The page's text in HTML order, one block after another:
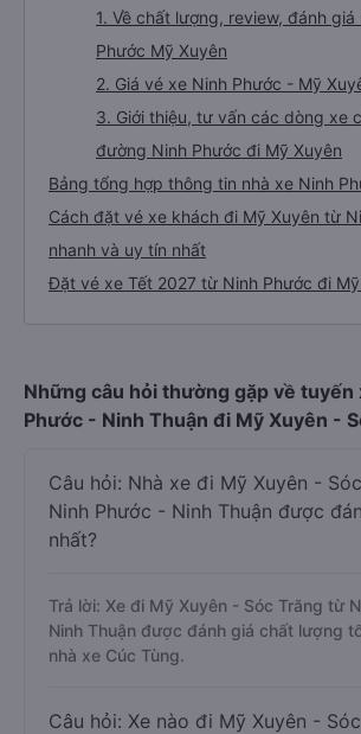
1. Về chất lượng, review, đánh giá
Phước Mỹ Xuyên
2. Giá vé xe Ninh Phước - Mỹ
3. Giới thiệu, tư vấn các dòng xe
đường Ninh Phước đi Mỹ Xuyên
Bảng tổng hợp thông tin nhà xe Ninh
Cách đặt vé xe khách đi Mỹ Xuyên từ
nhanh và uy tín nhất
Đặt vé xe Tết 2027 từ Ninh Phước đi
Những câu hỏi thường gặp về tuyến
Phước - Ninh Thuận đi Mỹ Xuyên -
Câu hỏi: Nhà xe đi Mỹ Xuyên -
Ninh Phước - Ninh Thuận được
nhất?
Trả lời: Xe đi Mỹ Xuyên - Sóc Trăng từ
Ninh Thuận được đánh giá chất lượng
nhà xe Cúc Tùng.
Câu hỏi: Xe nào đi Mỹ Xuyên -